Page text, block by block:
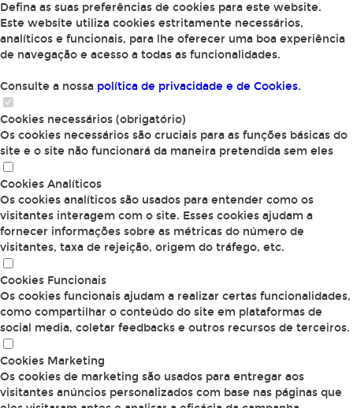
Defina as suas preferências de cookies para este website.
Este website utiliza cookies estritamente necessários,
analíticos e funcionais, para lhe oferecer uma boa experiência
de navegação e acesso a todas as funcionalidades.
Consulte a nossa política de privacidade e de Cookies.
Cookies necessários (obrigatório)
Os cookies necessários são cruciais para as funções básicas do
site e o site não funcionará da maneira pretendida sem eles
Cookies Analíticos
Os cookies analíticos são usados para entender como os
visitantes interagem com o site. Esses cookies ajudam a
fornecer informações sobre as métricas do número de
visitantes, taxa de rejeição, origem do tráfego, etc.
Cookies Funcionais
Os cookies funcionais ajudam a realizar certas funcionalidades,
como compartilhar o conteúdo do site em plataformas de
social media, coletar feedbacks e outros recursos de terceiros.
Cookies Marketing
Os cookies de marketing são usados para entregar aos
visitantes anúncios personalizados com base nas páginas que